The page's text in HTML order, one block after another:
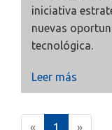
iniciativa
nuevas
tecnológica.
Leer más
« 1 »